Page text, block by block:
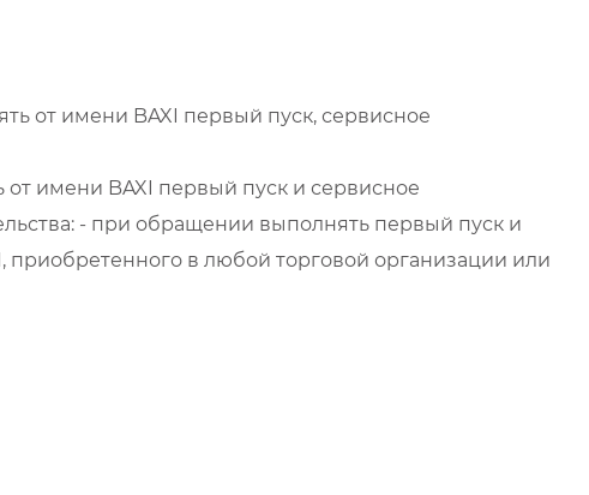
от имени BAXI первый пуск, сервисное
имени BAXI первый пуск и сервисное
- при обращении выполнять первый пуск и
в любой торговой организации или